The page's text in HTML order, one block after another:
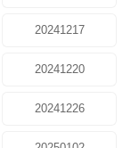
20241217
20241220
20241226